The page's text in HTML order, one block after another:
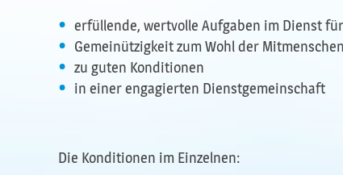
erfüllende, wertvolle Aufgaben im Dienst
Gemeinützigkeit zum Wohl der Mitmenschen
zu guten Konditionen
in einer engagierten Dienstgemeinschaft
Die Konditionen im Einzelnen: